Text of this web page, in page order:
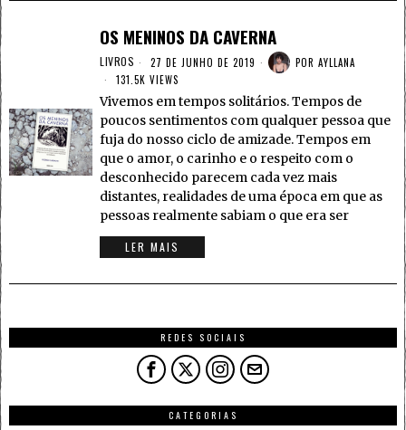
OS MENINOS DA CAVERNA
LIVROS 27 DE JUNHO DE 2019 POR AYLLANA
131.5K VIEWS
Vivemos em tempos solitários. Tempos de
poucos sentimentos com qualquer pessoa que
fuja do nosso ciclo de amizade. Tempos em
que o amor, o carinho e o respeito com o
desconhecido parecem cada vez mais
distantes, realidades de uma época em que as
pessoas realmente sabiam o que era ser
LER MAIS
REDES SOCIAIS
CATEGORIAS